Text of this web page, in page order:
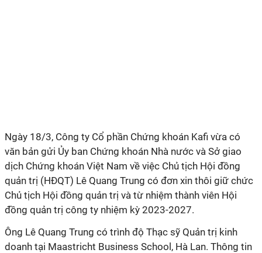
Ngày 18/3, Công ty Cổ phần Chứng khoán Kafi vừa có
văn bản gửi Ủy ban Chứng khoán Nhà nước và Sở giao
dịch Chứng khoán Việt Nam về việc Chủ tịch Hội đồng
quản trị (HĐQT) Lê Quang Trung có đơn xin thôi giữ chức
Chủ tịch Hội đồng quản trị và từ nhiệm thành viên Hội
đồng quản trị công ty nhiệm kỳ 2023-2027.
Ông Lê Quang Trung có trình độ Thạc sỹ Quản trị kinh
doanh tại Maastricht Business School, Hà Lan. Thông tin